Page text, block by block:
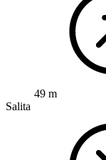
49 m
Salita